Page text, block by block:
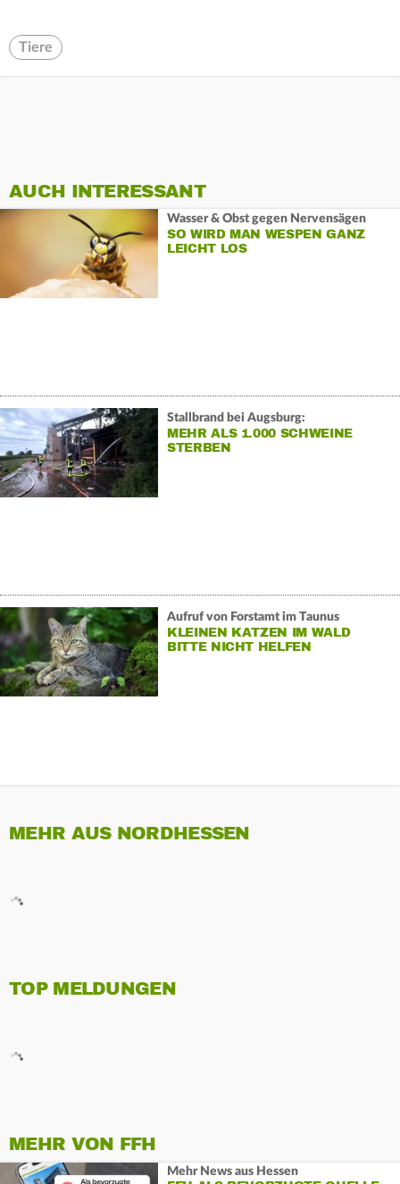
Tiere
AUCH INTERESSANT
Wasser & Obst gegen Nervensägen
SO WIRD MAN WESPEN GANZ
LEICHT LOS
Stallbrand bei Augsburg:
MEHR ALS 1.000 SCHWEINE
STERBEN
Aufruf von Forstamt im Taunus
KLEINEN KATZEN IM WALD
BITTE NICHT HELFEN
MEHR AUS NORDHESSEN
TOP MELDUNGEN
MEHR VON FFH
Mehr News aus Hessen